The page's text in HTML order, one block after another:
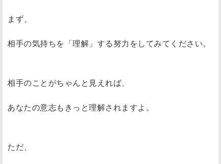
まず、
相手の気持ちを「理解」する努力をしてみてください。
相手のことがちゃんと見えれば、
あなたの意志もきっと理解されますよ。
ただ、